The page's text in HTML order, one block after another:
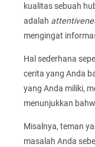
kualitas sebuah
adalah
mengingat
Hal sederhana
cerita yang Anda
yang Anda miliki,
menunjukkan
Misalnya, teman
masalah Anda